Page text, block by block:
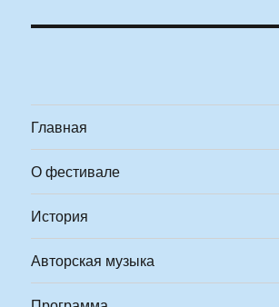
Главная
О фестивале
История
Авторская музыка